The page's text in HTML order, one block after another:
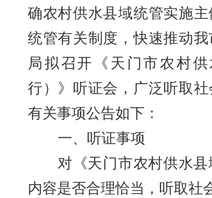
确农村供水县域统管实施
统管有关制度，快速推动
局拟召开《天门市农村
行）》听证会 ， 广泛听取
有关事项公告如下：
一、听证事项
对《天门市农村供水
内容是否合理恰当，听取社